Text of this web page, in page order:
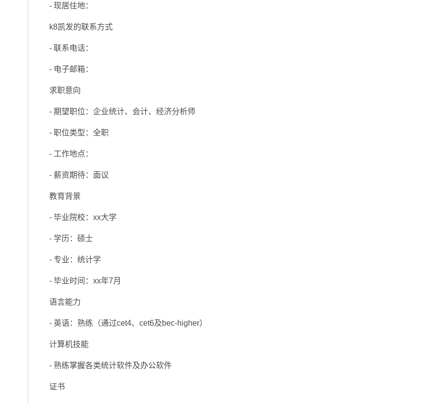
- 现居住地：
k8凯发的联系方式
- 联系电话：
- 电子邮箱：
求职意向
- 期望职位：企业统计、会计、经济分析师
- 职位类型：全职
- 工作地点：
- 薪资期待：面议
教育背景
- 毕业院校：xx大学
- 学历：硕士
- 专业：统计学
- 毕业时间：xx年7月
语言能力
- 英语：熟练（通过cet4、cet6及bec-higher）
计算机技能
- 熟练掌握各类统计软件及办公软件
证书